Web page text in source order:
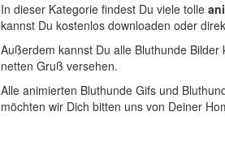
In dieser Kategorie findest Du viele tolle
kannst Du kostenlos downloaden oder
Außerdem kannst Du alle Bluthunde
netten Gruß versehen.
Alle animierten Bluthunde Gifs und
möchten wir Dich bitten uns von Deiner